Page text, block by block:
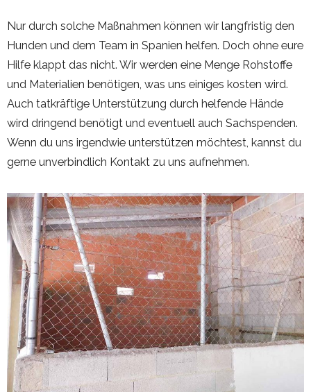
Nur durch solche Maßnahmen können wir langfristig den
Hunden und dem Team in Spanien helfen. Doch ohne eure
Hilfe klappt das nicht. Wir werden eine Menge Rohstoffe
und Materialien benötigen, was uns einiges kosten wird.
Auch tatkräftige Unterstützung durch helfende Hände
wird dringend benötigt und eventuell auch Sachspenden.
Wenn du uns irgendwie unterstützen möchtest, kannst du
gerne unverbindlich Kontakt zu uns aufnehmen.